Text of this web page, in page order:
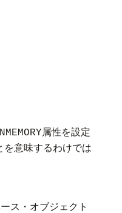
属性を設定
意味するわけでは
ス・オブジェクト